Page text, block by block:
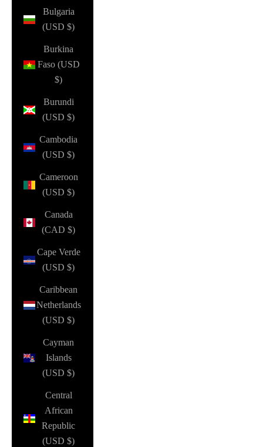
Bulgaria
(USD $)
Burkina
Faso (USD
$)
Burundi
(USD $)
Cambodia
(USD $)
Cameroon
(USD $)
Canada
(CAD $)
Cape Verde
(USD $)
Caribbean
Netherlands
(USD $)
Cayman
Islands
(USD $)
Central
African
Republic
(USD $)